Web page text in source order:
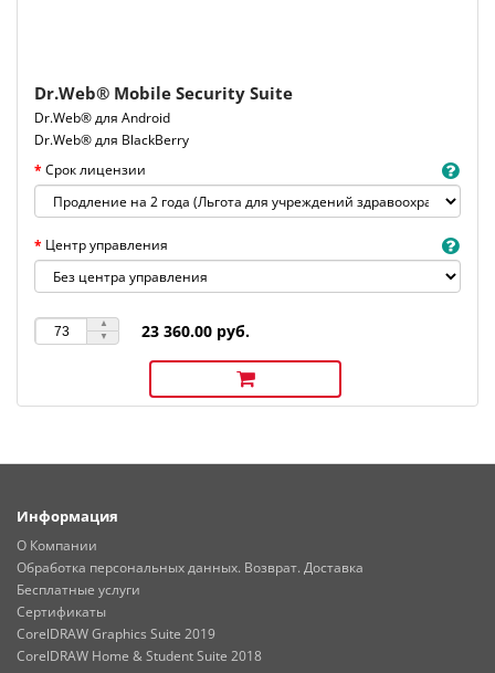
Dr.Web® Mobile Security Suite
Dr.Web® для Android
Dr.Web® для BlackBerry
Срок лицензии
Центр управления
23 360.00 руб.
Информация
О Компании
Обработка персональных данных. Возврат. Доставка
Бесплатные услуги
Сертификаты
CorelDRAW Graphics Suite 2019
CorelDRAW Home & Student Suite 2018